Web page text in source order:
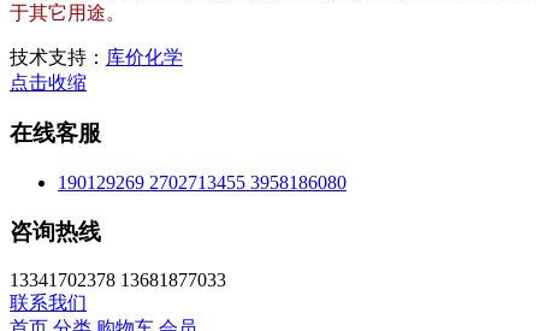
于其它用途。
技术支持： 库价化学
点击收缩
在线客服
190129269 2702713455 3958186080
咨询热线
13341702378 13681877033
联系我们